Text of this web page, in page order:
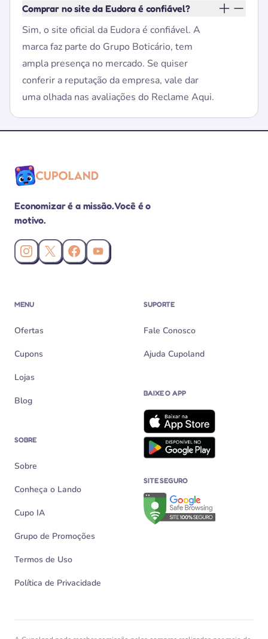
Comprar no site da Eudora é confiável?
Sim, o site oficial da Eudora é confiável. A
marca faz parte do Grupo Boticário, tem
ampla presença no mercado. Se quiser
conferir a reputação da empresa, vale dar
uma olhada nas avaliações do Reclame Aqui.
Economizar é a missão. Você é o
motivo.
Instagram da Cupoland
X (Twitter) da Cupoland
Facebook da Cupoland
Canal da Cupoland no YouTube
MENU
Ofertas
Cupons
Lojas
Blog
SOBRE
Sobre
Conheça o Lando
Cupo IA
Grupo de Promoções
Termos de Uso
Política de Privacidade
SUPORTE
Fale Conosco
Ajuda Cupoland
BAIXE O APP
SITE SEGURO
Verificação de site seguro